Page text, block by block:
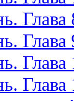
Глава
Глава
Глава
Глава